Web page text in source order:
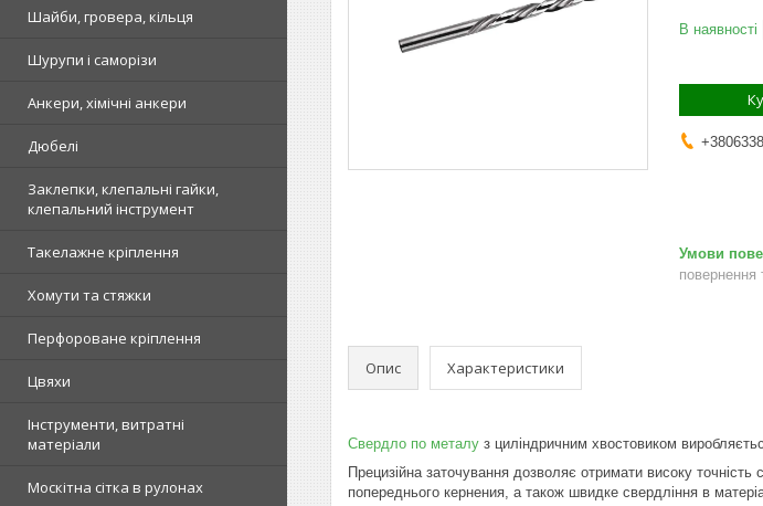
Шайби, гровера, кільця
Шурупи і саморізи
Анкери, хімічні анкери
Дюбелі
Заклепки, клепальні гайки,
клепальний інструмент
Такелажне кріплення
Хомути та стяжки
Перфороване кріплення
Цвяхи
Інструменти, витратні
матеріали
Москітна сітка в рулонах
В наявності
повернення
Опис Характеристики
Свердло по металу з циліндричним хвостовиком
Прецизійна заточування дозволяє отримати високу
попереднього кернения, а також швидке свердління в